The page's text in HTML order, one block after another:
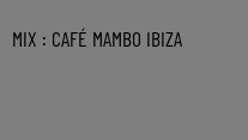
MIX : CAFÉ MAMBO IBIZA